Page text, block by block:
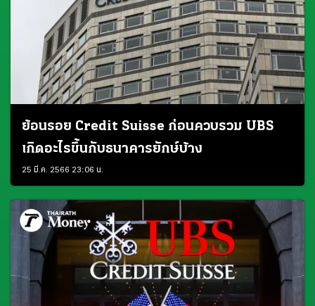
ย้อนรอย Credit Suisse ก่อนควบรวม UBS
เกิดอะไรขึ้นกับธนาคารยักษ์บ้าง
25 มี.ค. 2566 23:06 น.